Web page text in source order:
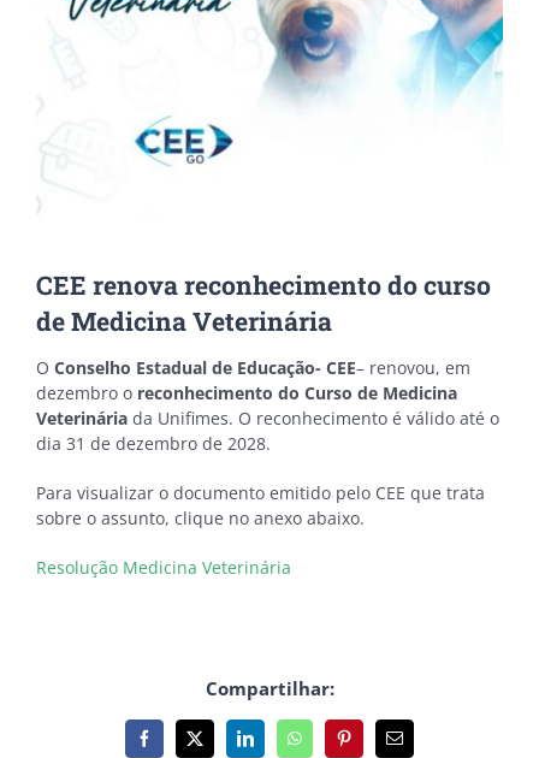
CEE renova reconhecimento do curso
de Medicina Veterinária
O Conselho Estadual de Educação- CEE– renovou, em
dezembro o reconhecimento do Curso de Medicina
Veterinária da Unifimes. O reconhecimento é válido até o
dia 31 de dezembro de 2028.
Para visualizar o documento emitido pelo CEE que trata
sobre o assunto, clique no anexo abaixo.
Resolução Medicina Veterinária
Compartilhar:
Facebook
X LinkedInWhatsAppPinterest
E-